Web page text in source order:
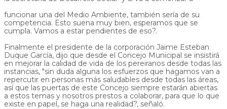
funcionar una del Medio Ambiente, también sería de su
competencia. Esto suena muy bien, esperamos que se
cumpla. Vamos a estar pendientes de eso?.
Finalmente el presidente de la corporación Jaime Esteban
Duque García, dijo que desde el Concejo Municipal se insistirá
en mejorar la calidad de vida de los pereiranos desde todas las
instancias, "sin duda alguna los esfuerzos que hagamos van a
repercutir en personas más saludables desde todas las áreas,
así que las puertas de este Concejo siempre estarán abiertas
a estos temas y nosotros prestos a colaborar, para que lo que
existe en papel, se haga una realidad?, señaló.